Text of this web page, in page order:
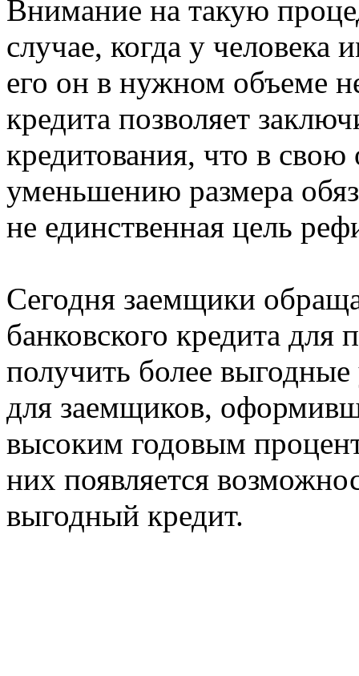
Внимание на такую
случае, когда у человека
его он в нужном объеме
кредита позволяет
кредитования, что в свою
уменьшению размера
не единственная цель
Сегодня заемщики
банковского кредита для
получить более
для заемщиков,
высоким годовым
них появляется
выгодный кредит.